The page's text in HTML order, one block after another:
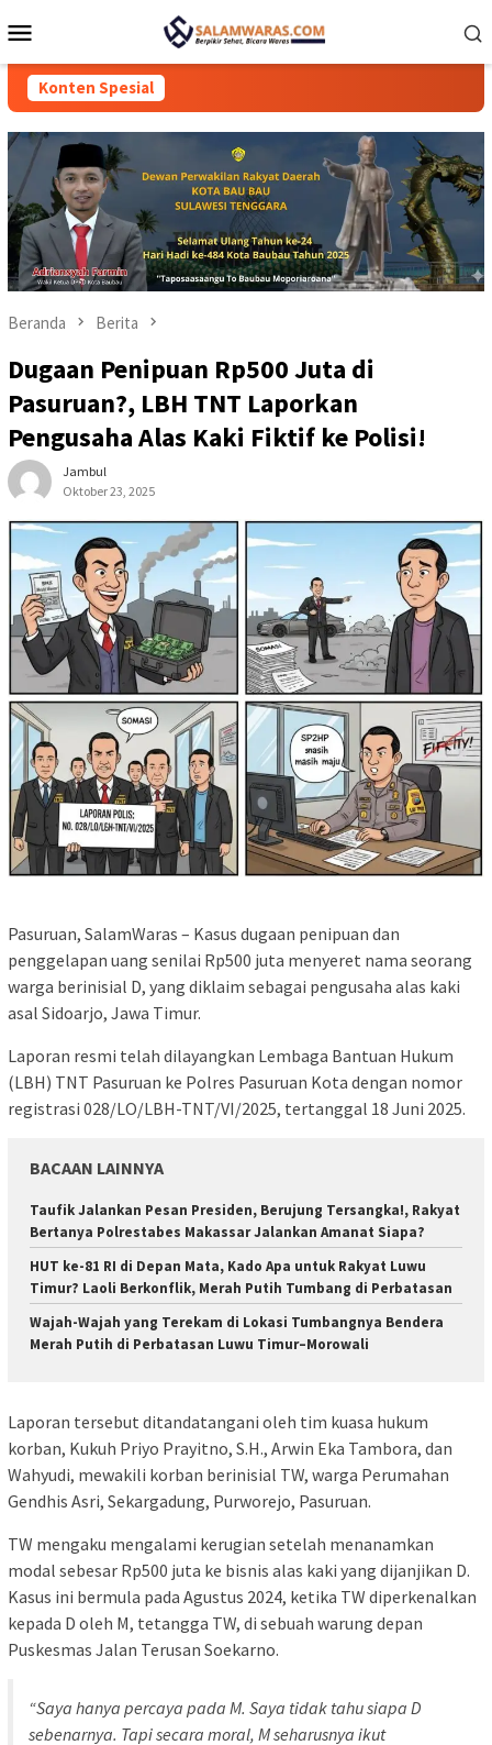
ke
Mobile
Konten Spesial
Beranda Berita
Dugaan Penipuan Rp500 Juta di
Pasuruan?, LBH TNT Laporkan
Pengusaha Alas Kaki Fiktif ke Polisi!
Jambul
Oktober 23, 2025
Pasuruan, SalamWaras – Kasus dugaan penipuan dan
penggelapan uang senilai Rp500 juta menyeret nama seorang
warga berinisial D, yang diklaim sebagai pengusaha alas kaki
asal Sidoarjo, Jawa Timur.
Laporan resmi telah dilayangkan Lembaga Bantuan Hukum
(LBH) TNT Pasuruan ke Polres Pasuruan Kota dengan nomor
registrasi 028/LO/LBH-TNT/VI/2025, tertanggal 18 Juni 2025.
BACAAN LAINNYA
Taufik Jalankan Pesan Presiden, Berujung Tersangka!, Rakyat
Bertanya Polrestabes Makassar Jalankan Amanat Siapa?
HUT ke-81 RI di Depan Mata, Kado Apa untuk Rakyat Luwu
Timur? Laoli Berkonflik, Merah Putih Tumbang di Perbatasan
Wajah-Wajah yang Terekam di Lokasi Tumbangnya Bendera
Merah Putih di Perbatasan Luwu Timur–Morowali
Laporan tersebut ditandatangani oleh tim kuasa hukum
korban, Kukuh Priyo Prayitno, S.H., Arwin Eka Tambora, dan
Wahyudi, mewakili korban berinisial TW, warga Perumahan
Gendhis Asri, Sekargadung, Purworejo, Pasuruan.
TW mengaku mengalami kerugian setelah menanamkan
modal sebesar Rp500 juta ke bisnis alas kaki yang dijanjikan D.
Kasus ini bermula pada Agustus 2024, ketika TW diperkenalkan
kepada D oleh M, tetangga TW, di sebuah warung depan
Puskesmas Jalan Terusan Soekarno.
“Saya hanya percaya pada M. Saya tidak tahu siapa D
sebenarnya. Tapi secara moral, M seharusnya ikut